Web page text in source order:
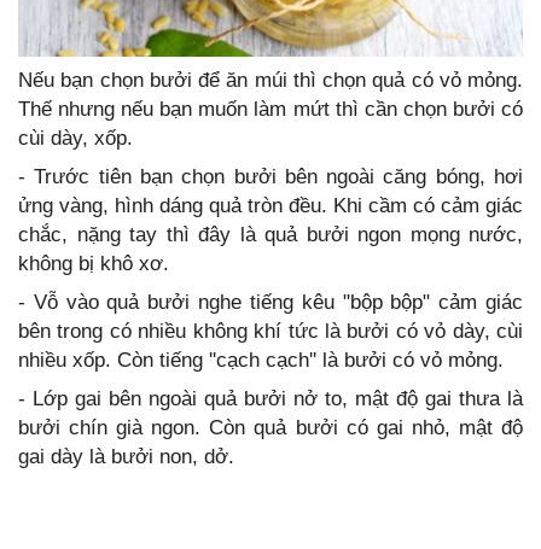
Nếu bạn chọn bưởi để ăn múi thì chọn quả có vỏ mỏng.
Thế nhưng nếu bạn muốn làm mứt thì cần chọn bưởi có
cùi dày, xốp.
- Trước tiên bạn chọn bưởi bên ngoài căng bóng, hơi
ửng vàng, hình dáng quả tròn đều. Khi cầm có cảm giác
chắc, nặng tay thì đây là quả bưởi ngon mọng nước,
không bị khô xơ.
- Vỗ vào quả bưởi nghe tiếng kêu "bộp bộp" cảm giác
bên trong có nhiều không khí tức là bưởi có vỏ dày, cùi
nhiều xốp. Còn tiếng ''cạch cạch'' là bưởi có vỏ mỏng.
- Lớp gai bên ngoài quả bưởi nở to, mật độ gai thưa là
bưởi chín già ngon. Còn quả bưởi có gai nhỏ, mật độ
gai dày là bưởi non, dở.